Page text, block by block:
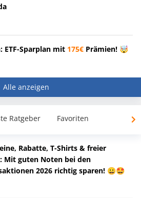
ETF-Sparplan mit 175€ Prämien! 🤯
Alle anzeigen
Ratgeber Favoriten
Rabatte, T-Shirts & freier
Mit guten Noten bei den
2026 richtig sparen! 😀🤩